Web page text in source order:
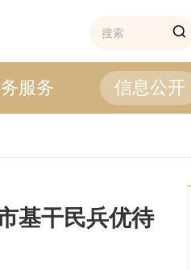
服务 信息公开
基干民兵优待